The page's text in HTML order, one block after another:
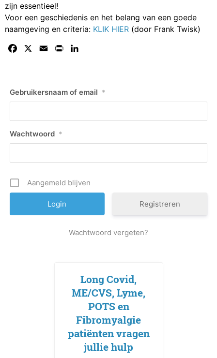
zijn essentieel!
Voor een geschiedenis en het belang van een goede
naamgeving en criteria: KLIK HIER (door Frank Twisk)
Facebook Email Print
Gebruikersnaam of email *
Wachtwoord *
Aangemeld blijven
Registreren
Wachtwoord vergeten?
Long Covid,
ME/CVS, Lyme,
POTS en
Fibromyalgie
patiënten vragen
jullie hulp